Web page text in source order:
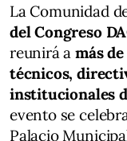
La Comunidad
del Congreso
reunirá amás
técnicos,
institucionales
evento se
Palacio